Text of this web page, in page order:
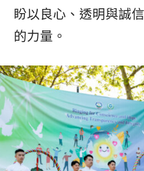
盼以良心、透明與誠
的力量。